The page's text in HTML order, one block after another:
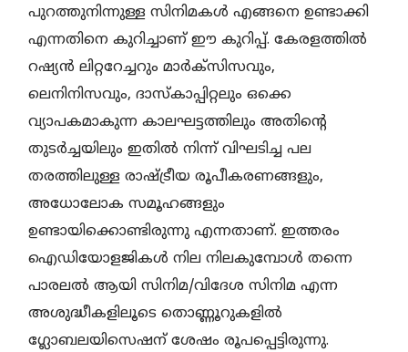
പുറത്തുനിന്നുള്ള സിനിമകൾ എങ്ങനെ ഉണ്ടാക്കി
എന്നതിനെ കുറിച്ചാണ് ഈ കുറിപ്പ്. കേരളത്തിൽ
റഷ്യൻ ലിറ്ററേച്ചറും മാർക്സിസവും,
ലെനിനിസവും, ദാസ്കാപ്പിറ്റലും ഒക്കെ
വ്യാപകമാകുന്ന കാലഘട്ടത്തിലും അതിന്റെ
തുടർച്ചയിലും ഇതിൽ നിന്ന് വിഘടിച്ച പല
തരത്തിലുള്ള രാഷ്ട്രീയ രൂപീകരണങ്ങളും,
അധോലോക സമൂഹങ്ങളും
ഉണ്ടായിക്കൊണ്ടിരുന്നു എന്നതാണ്. ഇത്തരം
ഐഡിയോളജികൾ നില നിലകുമ്പോൾ തന്നെ
പാരലൽ ആയി സിനിമ/വിദേശ സിനിമ എന്ന
അശുദ്ധീകളിലൂടെ തൊണ്ണൂറുകളിൽ
ഗ്ലോബലയിസെഷന് ശേഷം രൂപപ്പെട്ടിരുന്നു.